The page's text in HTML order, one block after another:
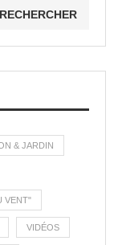
RECHERCHER
& JARDIN
VENT"
VIDÉOS